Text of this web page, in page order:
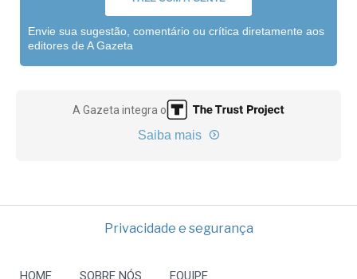
Envie sua sugestão, comentário ou crítica diretamente aos
editores de A Gazeta
A Gazeta integra o
Saiba mais
Privacidade e segurança
HOME SOBRE NÓS EQUIPE